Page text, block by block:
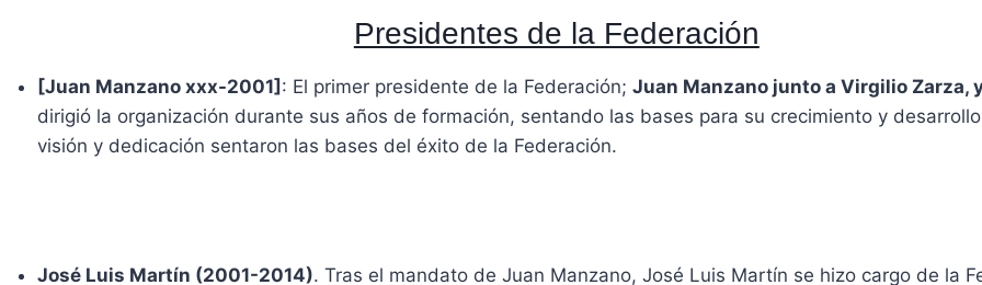
Presidentes de la Federación
[Juan Manzano xxx-2001] : El primer presidente de la Federación; Juan Manzano junto a Virgilio Zarza,
dirigió la organización durante sus años de formación, sentando las bases para su crecimiento y
visión y dedicación sentaron las bases del éxito de la Federación.
José Luis Martín (2001-2014). Tras el mandato de Juan Manzano, José Luis Martín se hizo cargo de la